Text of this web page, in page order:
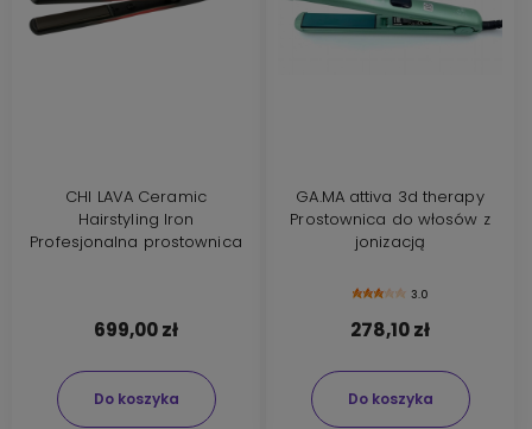
CHI LAVA Ceramic
Hairstyling Iron
Profesjonalna prostownica
699,00 zł
Do koszyka
GA.MA attiva 3d therapy
Prostownica do włosów z
jonizacją
3.0
278,10 zł
Do koszyka